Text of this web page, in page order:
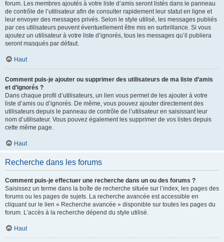
forum. Les membres ajoutés à votre liste d’amis seront listés dans le panneau
de contrôle de l’utilisateur afin de consulter rapidement leur statut en ligne et
leur envoyer des messages privés. Selon le style utilisé, les messages publiés
par ces utilisateurs peuvent éventuellement être mis en surbrillance. Si vous
ajoutez un utilisateur à votre liste d’ignorés, tous les messages qu’il publiera
seront masqués par défaut.
Haut
Comment puis-je ajouter ou supprimer des utilisateurs de ma liste d’amis
et d’ignorés ?
Dans chaque profil d’utilisateurs, un lien vous permet de les ajouter à votre
liste d’amis ou d’ignorés. De même, vous pouvez ajouter directement des
utilisateurs depuis le panneau de contrôle de l’utilisateur en saisissant leur
nom d’utilisateur. Vous pouvez également les supprimer de vos listes depuis
cette même page.
Haut
Recherche dans les forums
Comment puis-je effectuer une recherche dans un ou des forums ?
Saisissez un terme dans la boîte de recherche située sur l’index, les pages des
forums ou les pages de sujets. La recherche avancée est accessible en
cliquant sur le lien « Recherche avancée » disponible sur toutes les pages du
forum. L’accès à la recherche dépend du style utilisé.
Haut